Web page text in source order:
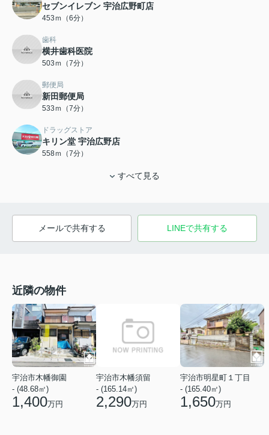
セブンイレブン 宇治広野町店
453ｍ（6分）
歯科
横井歯科医院
503ｍ（7分）
郵便局
新田郵便局
533ｍ（7分）
ドラッグストア
キリン堂 宇治広野店
558ｍ（7分）
すべて見る
メールで共有する LINEで共有する
近隣の物件
宇治市木幡御園
- (48.68㎡)
1,400万円
宇治市木幡須留
- (165.14㎡)
2,290万円
宇治市明星町１丁目
- (165.40㎡)
1,650万円